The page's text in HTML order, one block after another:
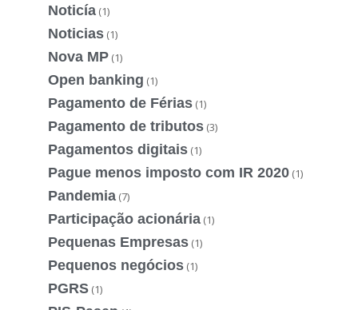
Noticía (1)
Noticias (1)
Nova MP (1)
Open banking (1)
Pagamento de Férias (1)
Pagamento de tributos (3)
Pagamentos digitais (1)
Pague menos imposto com IR 2020 (1)
Pandemia (7)
Participação acionária (1)
Pequenas Empresas (1)
Pequenos negócios (1)
PGRS (1)